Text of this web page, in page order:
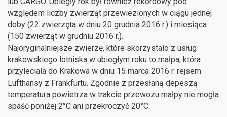
względem liczby zwierząt przewiezionych w ciągu jednej
doby (22 zwierzęta w dniu 20 grudnia 2016 r.) i miesiąca
(150 zwierząt w grudniu 2016 r.).
Najoryginalniejsze zwierzę, które skorzystało z usług
krakowskiego lotniska w ubiegłym roku to małpa, która
przyleciała do Krakowa w dniu 15 marca 2016 r. rejsem
Lufthansy z Frankfurtu. Zgodnie z przesłaną depeszą
temperatura powietrza w trakcie przewozu małpy nie mogła
spaść poniżej 2°C ani przekroczyć 20°C.